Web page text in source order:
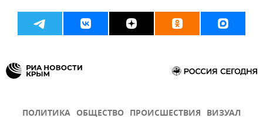
ПОЛИТИКА ОБЩЕСТВО ПРОИСШЕСТВИЯ ВИЗУАЛ